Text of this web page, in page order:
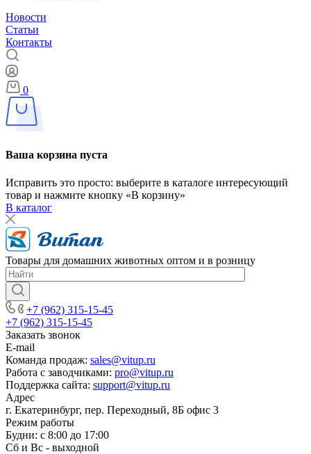
Новости
Статьи
Контакты
0
Ваша корзина пуста
Исправить это просто: выберите в каталоге интересующий
товар и нажмите кнопку «В корзину»
В каталог
Товары для домашних животных оптом и в розницу
+7 (962) 315-15-45
+7 (962) 315-15-45
Заказать звонок
E-mail
Команда продаж: sales@vitup.ru
Работа с заводчиками: pro@vitup.ru
Поддержка сайта: support@vitup.ru
Адрес
г. Екатеринбург, пер. Переходный, 8Б офис 3
Режим работы
Будни: с 8:00 до 17:00
Сб и Вс - выходной